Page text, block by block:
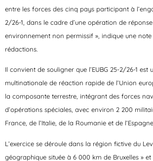
entre les forces des cinq pays participant à
2/26-1, dans le cadre d’une opération de
environnement non permissif », indique une note
rédactions.
Il convient de souligner que l’EUBG 25-2/26-1 est
multinationale de réaction rapide de l’Union
la composante terrestre, intégrant des forces
d’opérations spéciales, avec environ 2 200
France, de l’Italie, de la Roumanie et de
L’exercice se déroule dans la région fictive du
géographique située à 6 000 km de Bruxelles »